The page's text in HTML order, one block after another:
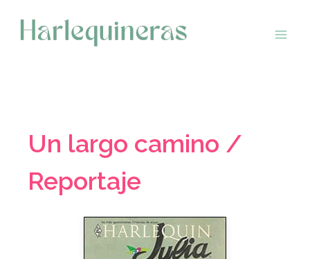
contenido
Un largo camino /
Reportaje